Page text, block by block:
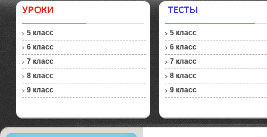
5 класс
6 класс
7 класс
8 класс
9 класс
5 класс
6 класс
7 класс
8 класс
9 класс